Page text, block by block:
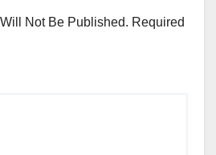
Not Be Published. Required